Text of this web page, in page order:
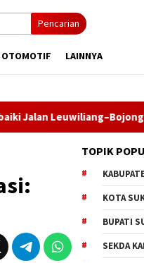
Pencarian
OTOMOTIF LAINNYA
DPU
TOPIK
KOTA
BUPATI
SEKDA